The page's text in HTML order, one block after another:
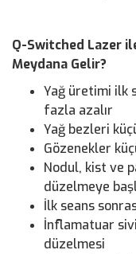
Q-Switched Lazer
Meydana Gelir?
Yağ üretimi ilk
fazla azalır
Yağ bezleri
Gözenekler
Nodul, kist ve
düzelmeye
İlk seans
İnflamatuar
düzelmesi